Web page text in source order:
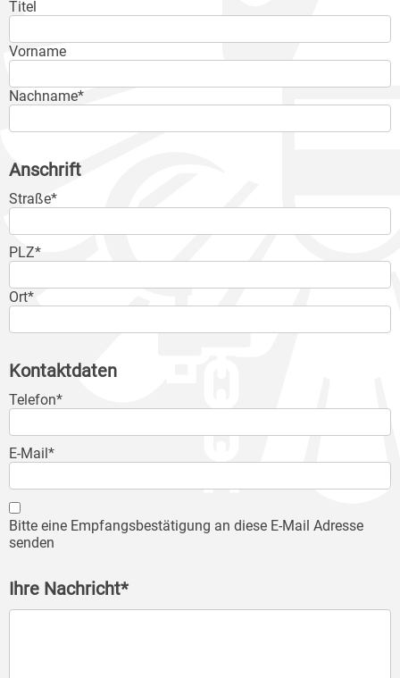
Titel
Vorname
Nachname*
Anschrift
Straße*
PLZ*
Ort*
Kontaktdaten
Telefon*
E-Mail*
Bitte eine Empfangsbestätigung an diese E-Mail Adresse
senden
Ihre Nachricht*